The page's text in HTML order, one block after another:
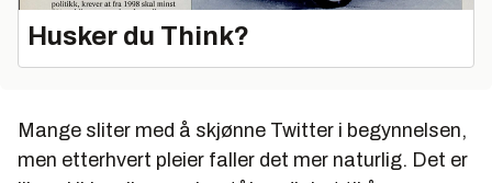
Husker du Think?
Mange sliter med å skjønne Twitter i begynnelsen,
men etterhvert pleier faller det mer naturlig. Det er